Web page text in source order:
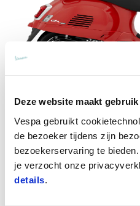
Deze website maakt
Vespa gebruikt
de bezoeker tijdens zijn
bezoekerservaring te
je verzocht onze
details
Vespa Gts